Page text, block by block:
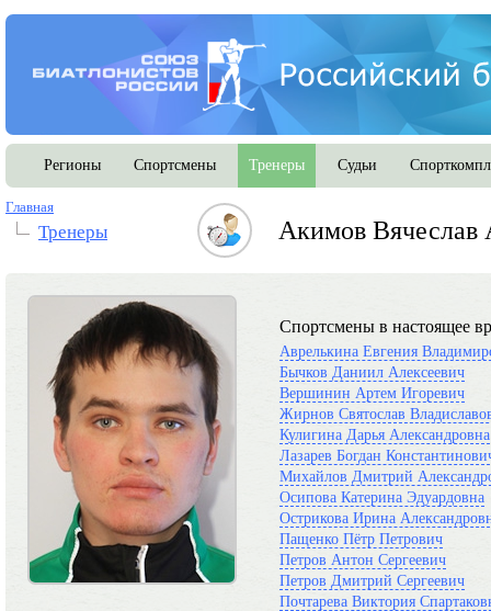
Регионы Спортсмены Тренеры Судьи
Главная
Тренеры Акимов Вячеслав
Спортсмены в настоящее
Аврелькина Евгения
Бычков Даниил Алексеевич
Вершинин Артем Игоревич
Жирнов Святослав
Кулигина Дарья Александровна
Лазарев Богдан
Михайлов Дмитрий
Осипова Катерина Эдуардовна
Острикова Ирина
Пащенко Пётр Петрович
Петров Антон Сергеевич
Петров Дмитрий Сергеевич
Почтарева Виктория